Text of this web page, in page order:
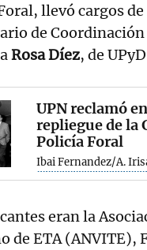
llevó cargos
de
Rosa Díez, de
UPN reclamó
repliegue de la
Policía Foral
Ibai Fernandez/A.
eran la
de ETA (ANVITE),